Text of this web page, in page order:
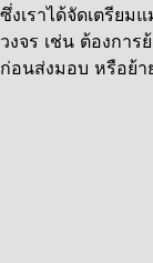
ซึ่งเราได้จัดเตรีย
วงจร เช่น ต้องกา
ก่อนส่งมอบ หรือย้า